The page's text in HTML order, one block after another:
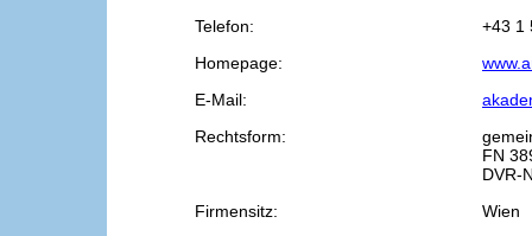
Telefon:
+43 1
Homepage:
E-Mail:
Rechtsform:
FN
DVR-
Firmensitz:
Wien